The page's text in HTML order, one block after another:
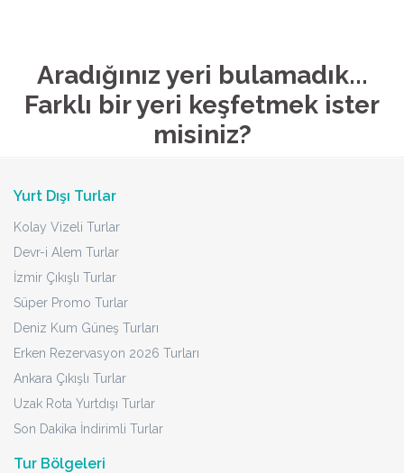
Aradığınız yeri bulamadık...
Farklı bir yeri keşfetmek ister
misiniz?
Yurt Dışı Turlar
Kolay Vizeli Turlar
Devr-i Alem Turlar
İzmir Çıkışlı Turlar
Süper Promo Turlar
Deniz Kum Güneş Turları
Erken Rezervasyon 2026 Turları
Ankara Çıkışlı Turlar
Uzak Rota Yurtdışı Turlar
Son Dakika İndirimli Turlar
Tur Bölgeleri